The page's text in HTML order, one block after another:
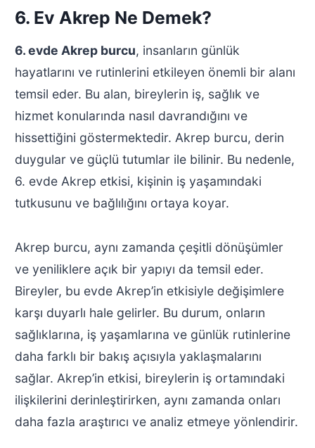
6. Ev Akrep Ne Demek?
6. evde Akrep burcu, insanların günlük
hayatlarını ve rutinlerini etkileyen önemli bir alanı
temsil eder. Bu alan, bireylerin iş, sağlık ve
hizmet konularında nasıl davrandığını ve
hissettiğini göstermektedir. Akrep burcu, derin
duygular ve güçlü tutumlar ile bilinir. Bu nedenle,
6. evde Akrep etkisi, kişinin iş yaşamındaki
tutkusunu ve bağlılığını ortaya koyar.
Akrep burcu, aynı zamanda çeşitli dönüşümler
ve yeniliklere açık bir yapıyı da temsil eder.
Bireyler, bu evde Akrep’in etkisiyle değişimlere
karşı duyarlı hale gelirler. Bu durum, onların
sağlıklarına, iş yaşamlarına ve günlük rutinlerine
daha farklı bir bakış açısıyla yaklaşmalarını
sağlar. Akrep’in etkisi, bireylerin iş ortamındaki
ilişkilerini derinleştirirken, aynı zamanda onları
daha fazla araştırıcı ve analiz etmeye yönlendirir.